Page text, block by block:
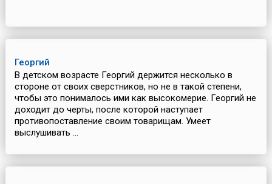
Георгий
В детском возрасте Георгий держится несколько в
стороне от своих сверстников, но не в такой степени,
чтобы это понималось ими как высокомерие. Георгий не
доходит до черты, после которой наступает
противопоставление своим товарищам. Умеет
выслушивать ...